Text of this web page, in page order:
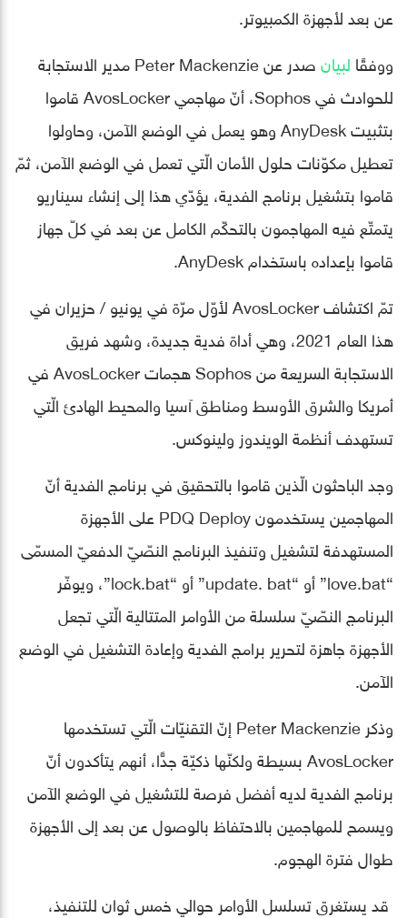
عن بعد لأجهزة الكمبيوتر.
ووفقًا لبيان
صدر عن Peter Mackenzie مدير الاستجابة
للحوادث في Sophos، أنّ مهاجمي AvosLocker قاموا
بتثبيت AnyDesk وهو يعمل في الوضع الآمن، وحاولوا
تعطيل مكوّنات حلول الأمان الّتي تعمل في الوضع الآمن، ثمّ
قاموا بتشغيل برنامج الفدية، يؤدّي هذا إلى إنشاء سيناريو
يتمتّع فيه المهاجمون بالتحكّم الكامل عن بعد في كلّ جهاز
قاموا بإعداده باستخدام AnyDesk.
تمّ اكتشاف AvosLocker لأوّل مرّة في يونيو / حزيران في
هذا العام 2021، وهي أداة فدية جديدة، وشهد فريق
الاستجابة السريعة من Sophos هجمات AvosLocker في
أمريكا والشرق الأوسط ومناطق آسيا والمحيط الهادئ الّتي
تستهدف أنظمة الويندوز ولينوكس.
وجد الباحثون الّذين قاموا بالتحقيق في برنامج الفدية أنّ
المهاجمين يستخدمون PDQ Deploy على الأجهزة
المستهدفة لتشغيل وتنفيذ البرنامج النصّيّ الدفعيّ المسمّى
“love.bat” أو “update. bat” أو “lock.bat”، ويوفّر
البرنامج النصّيّ سلسلة من الأوامر المتتالية الّتي تجعل
الأجهزة جاهزة لتحرير برامج الفدية وإعادة التشغيل في الوضع
الآمن.
وذكر Peter Mackenzie إنّ التقنيّات الّتي تستخدمها
AvosLocker بسيطة ولكنّها ذكيّة جدًّا، أنهم يتأكدون أنّ
برنامج الفدية لديه أفضل فرصة للتشغيل في الوضع الآمن
ويسمح للمهاجمين بالاحتفاظ بالوصول عن بعد إلى الأجهزة
طوال فترة الهجوم.
قد يستغرق تسلسل الأوامر حوالي خمس ثوان للتنفيذ،